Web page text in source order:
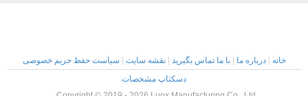
خانه |درباره ما |با ما تماس بگیرید |نقشه سایت | سیاست حفظ حریم خصوصی
دسکتاپ مشخصات